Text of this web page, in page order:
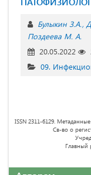
Булыкин З.А.
Поздеева М. А.
20.05.2022
09.
ISSN 2311-6129.
Св-во о
Главный